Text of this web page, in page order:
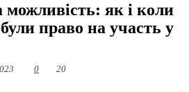
можливість: як і коли
право на участь у
0 20